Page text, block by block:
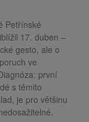
Petřínské
17. duben –
gesto, ale o
ve
první
s těmito
je pro většinu